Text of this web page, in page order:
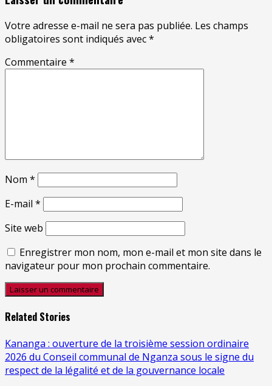
Votre adresse e-mail ne sera pas publiée. Les champs
obligatoires sont indiqués avec*
Commentaire *
Nom *
E-mail *
Site web
Enregistrer mon nom, mon e-mail et mon site dans le
navigateur pour mon prochain commentaire.
Related Stories
Kananga : ouverture de la troisième session ordinaire
2026 du Conseil communal de Nganza sous le signe du
respect de la légalité et de la gouvernance locale